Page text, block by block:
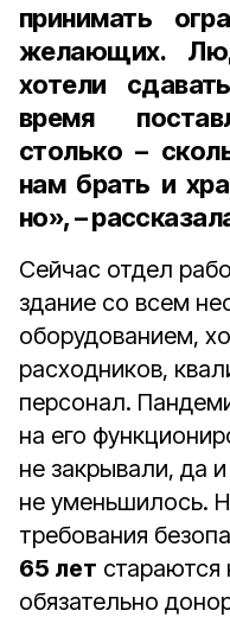
принимать
желающих.
хотели
время
столько –
нам брать и
но», –
Сейчас отдел
здание со всем
оборудованием,
расходников,
персонал.
на его
не закрывали, да
не уменьшилось.
тре­бования
65 лет стараются
обязательно